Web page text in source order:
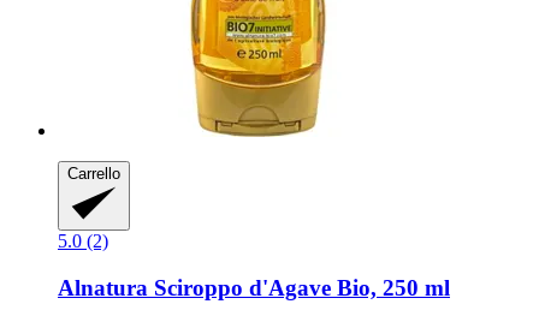
Carrello
5.0 (2)
Alnatura Sciroppo d'Agave Bio, 250 ml